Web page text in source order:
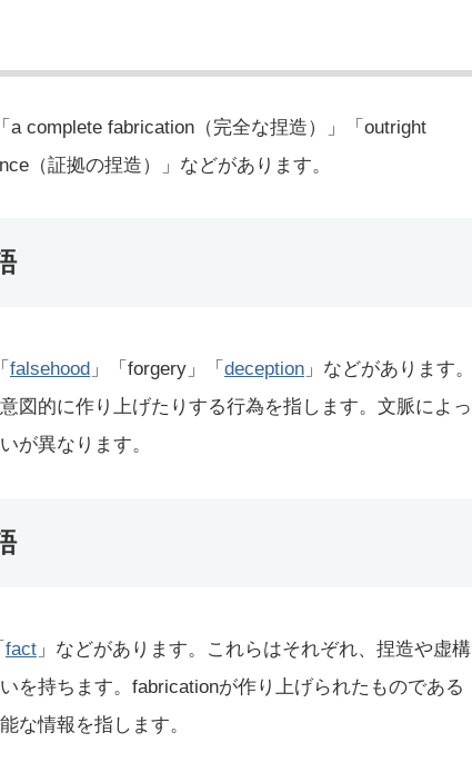
a complete fabrication（完全な捏造）」「outright
（証拠の捏造）」などがあります。
falsehood 」「forgery」「 deception 」などがあります。
図的に作り上げたりする行為を指します。文脈によっ
が異なります。
fact 」などがあります。これらはそれぞれ、捏造や虚構
を持ちます。fabricationが作り上げられたものである
な情報を指します。